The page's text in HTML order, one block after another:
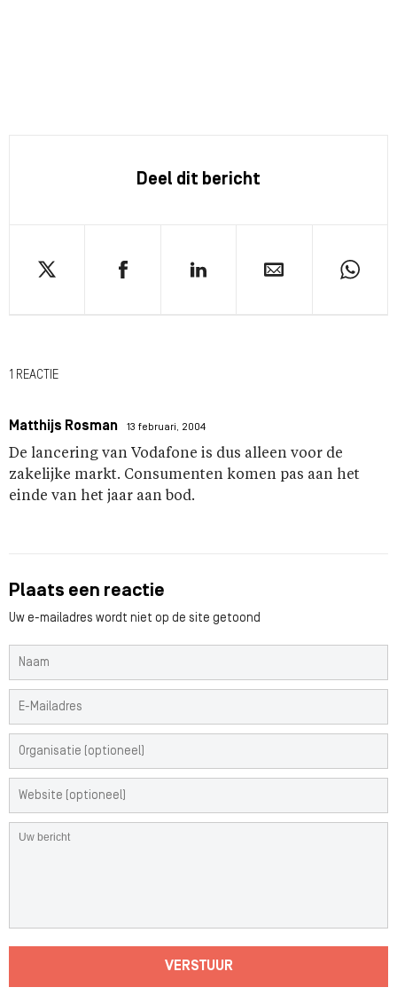
Deel dit bericht
1 REACTIE
Matthijs Rosman 13 februari, 2004
De lancering van Vodafone is dus alleen voor de
zakelijke markt. Consumenten komen pas aan het
einde van het jaar aan bod.
Plaats een reactie
Uw e-mailadres wordt niet op de site getoond
VERSTUUR